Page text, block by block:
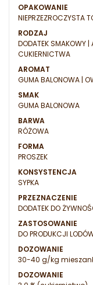
OPAKOWANIE
NIEPRZEZROCZYSTA
RODZAJ
DODATEK SMAKOWY
CUKIERNICTWA
AROMAT
GUMA BALONOWA |
SMAK
GUMA BALONOWA
BARWA
RÓŻOWA
FORMA
PROSZEK
KONSYSTENCJA
SYPKA
PRZEZNACZENIE
DODATEK DO
ZASTOSOWANIE
DO PRODUKCJI
DOZOWANIE
30-40 g/kg
DOZOWANIE